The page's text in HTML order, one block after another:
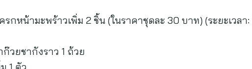
กหน้ามะพร้าวเพิ่ม 2 ชิ้น (ในราคาชุดละ 30 บาท) (ระยะเวล
วยชากังราว 1 ถ้วย